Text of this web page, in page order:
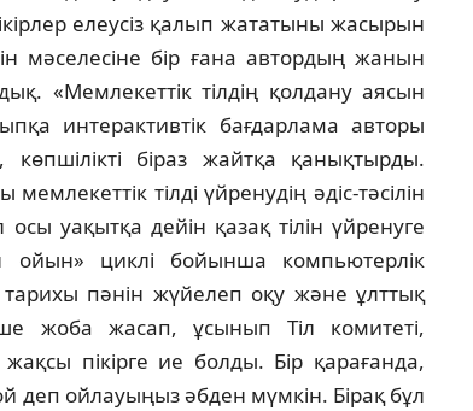
елеусiз қалып жататыны жасырын
мәселесiне бiр ғана автордың жанын
«Мемлекеттiк тiлдiң қолдану аясын
интерактивтiк бағдарлама авторы
бiраз жайтқа қанықтырды.
тiлдi үйренудiң әдiс-тәсiлiн
уақытқа дейiн қазақ тiлiн үйренуге
ойын» циклi бойынша компьютерлiк
тарихы пәнiн жүйелеп оқу және ұлттық
жоба жасап, ұсынып Тiл комитетi,
пiкiрге ие болды. Бiр қарағанда,
деп ойлауыңыз әбден мүмкiн. Бiрақ бұл